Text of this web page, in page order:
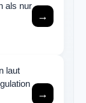
als nur
→
laut
→